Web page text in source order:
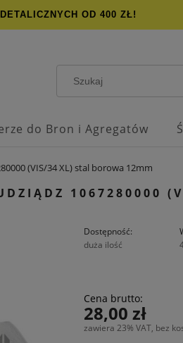
OD 400 ZŁ!
do Bron i Agregatów
(VIS/34 XL) stal borowa 12mm
1067280000
Dostępność:
duża ilość
płatności
Cena brutto:
28,00 zł
zawiera 23% VAT, bez